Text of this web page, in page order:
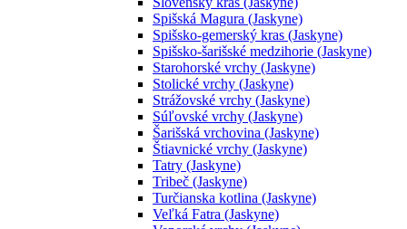
Spišská Magura (Jaskyne)
Spišsko-gemerský kras (Jaskyne)
Spišsko-šarišské medzihorie (Jaskyne)
Starohorské vrchy (Jaskyne)
Stolické vrchy (Jaskyne)
Strážovské vrchy (Jaskyne)
Súľovské vrchy (Jaskyne)
Šarišská vrchovina (Jaskyne)
Štiavnické vrchy (Jaskyne)
Tatry (Jaskyne)
Tribeč (Jaskyne)
Turčianska kotlina (Jaskyne)
Veľká Fatra (Jaskyne)